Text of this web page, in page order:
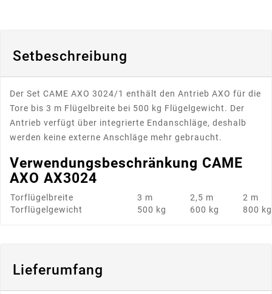
Setbeschreibung
Der Set CAME AXO 3024/1 enthält den Antrieb AXO für die
Tore bis 3 m Flügelbreite bei 500 kg Flügelgewicht. Der
Antrieb verfügt über integrierte Endanschläge, deshalb
werden keine externe Anschläge mehr gebraucht.
Verwendungsbeschränkung CAME
AXO AX3024
Torflügelbreite 3 m 2,5 m
2 m
Torflügelgewicht
500 kg 600 kg 800 kg
Lieferumfang